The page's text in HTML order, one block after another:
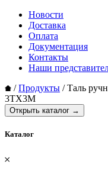
Новости
Доставка
Оплата
Документация
Контакты
Наши
/Продукты /Таль
3ТХ3М
Открыть каталог →
Каталог
𐄂